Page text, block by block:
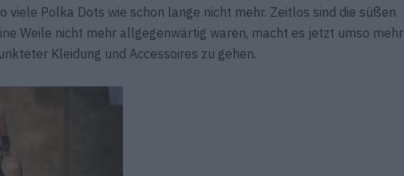
viele Polka Dots wie schon lange nicht mehr. Zeitlos sind die süßen
Weile nicht mehr allgegenwärtig waren, macht es jetzt umso mehr
Kleidung und Accessoires zu gehen.